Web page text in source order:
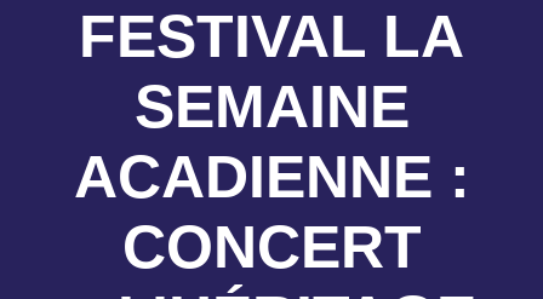
FESTIVAL LA
SEMAINE
ACADIENNE :
CONCERT